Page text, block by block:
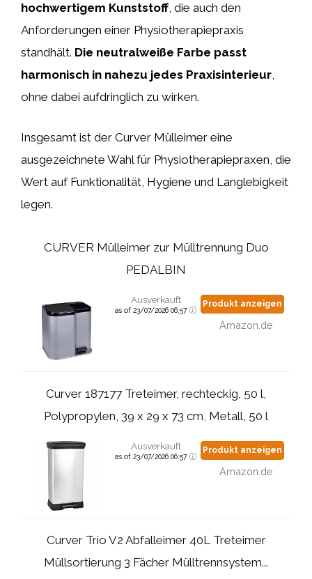
hochwertigem Kunststoff, die auch den
Anforderungen einer Physiotherapiepraxis
standhält. Die neutralweiße Farbe passt
harmonisch in nahezu jedes Praxisinterieur,
ohne dabei aufdringlich zu wirken.
Insgesamt ist der Curver Mülleimer eine
ausgezeichnete Wahl für Physiotherapiepraxen, die
Wert auf Funktionalität, Hygiene und Langlebigkeit
legen.
CURVER Mülleimer zur Mülltrennung Duo
PEDALBIN
Ausverkauft
as of 23/07/2026 06:57
Produkt anzeigen
Amazon.de
Curver 187177 Treteimer, rechteckig, 50 l,
Polypropylen, 39 x 29 x 73 cm, Metall, 50 l
Ausverkauft
as of 23/07/2026 06:57
Produkt anzeigen
Amazon.de
Curver Trio V2 Abfalleimer 40L Treteimer
Müllsortierung 3 Fächer Mülltrennsystem...